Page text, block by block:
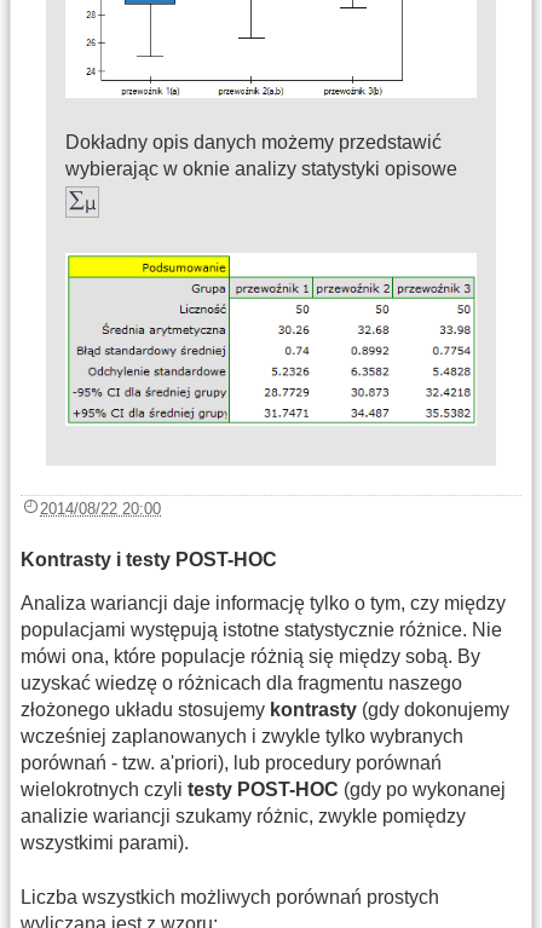
Dokładny opis danych możemy przedstawić
wybierając w oknie analizy statystyki opisowe
2014/08/22 20:00
Kontrasty i testy POST-HOC
Analiza wariancji daje informację tylko o tym, czy między
populacjami występują istotne statystycznie różnice. Nie
mówi ona, które populacje różnią się między sobą. By
uzyskać wiedzę o różnicach dla fragmentu naszego
złożonego układu stosujemy kontrasty (gdy dokonujemy
wcześniej zaplanowanych i zwykle tylko wybranych
porównań - tzw. a'priori), lub procedury porównań
wielokrotnych czyli testy POST-HOC (gdy po wykonanej
analizie wariancji szukamy różnic, zwykle pomiędzy
wszystkimi parami).
Liczba wszystkich możliwych porównań prostych
wyliczana jest z wzoru: